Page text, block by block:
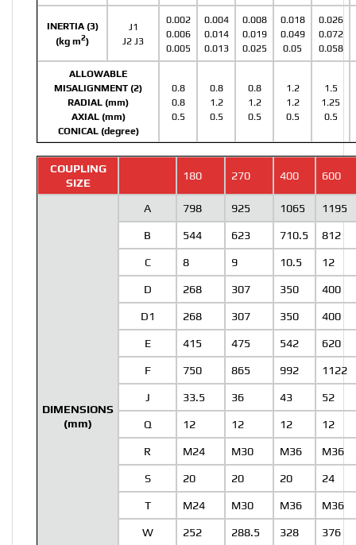
INERTIA (3)
(kg m2)
J1
J2 J3
0.002
0.006
0.005
0.004
0.014
0.013
0.008
0.019
0.025
0.018
0.049
0.05
0.026
0.072
0.058
ALLOWABLE
MISALIGNMENT (2)
RADIAL (mm)
AXIAL (mm)
CONICAL (degree)
0.8
0.8
0.5
0.8
1.2
0.5
0.8
1.2
0.5
1.2
1.2
0.5
1.5
1.25
0.5
COUPLING
SIZE
180 270 400 600
DIMENSIONS
(mm)
A 798 925 1065 1195
B 544 623 710.5 812
C 8 9 10.5 12
D 268 307 350 400
D1 268 307 350 400
E 415 475 542 620
F 750 865 992 1122
J 33.5 36 43 52
Q 12 12 12 12
R M24 M30 M36 M36
S 20 20 20 24
T M24 M30 M36 M36
W 252 288.5 328
376